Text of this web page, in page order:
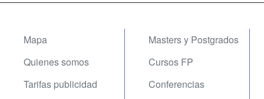
Mapa
Quienes somos
Tarifas publicidad
Masters y Postgrados
Cursos FP
Conferencias